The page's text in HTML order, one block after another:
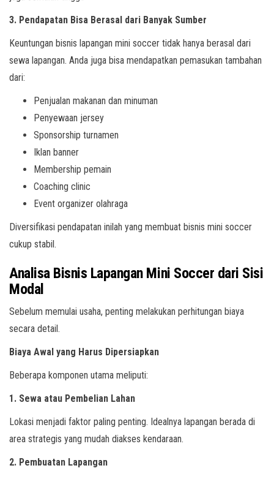
3. Pendapatan Bisa Berasal dari Banyak Sumber
Keuntungan bisnis lapangan mini soccer tidak hanya berasal dari
sewa lapangan. Anda juga bisa mendapatkan pemasukan tambahan
dari:
Penjualan makanan dan minuman
Penyewaan jersey
Sponsorship turnamen
Iklan banner
Membership pemain
Coaching clinic
Event organizer olahraga
Diversifikasi pendapatan inilah yang membuat bisnis mini soccer
cukup stabil.
Analisa Bisnis Lapangan Mini Soccer dari Sisi
Modal
Sebelum memulai usaha, penting melakukan perhitungan biaya
secara detail.
Biaya Awal yang Harus Dipersiapkan
Beberapa komponen utama meliputi:
1. Sewa atau Pembelian Lahan
Lokasi menjadi faktor paling penting. Idealnya lapangan berada di
area strategis yang mudah diakses kendaraan.
2. Pembuatan Lapangan